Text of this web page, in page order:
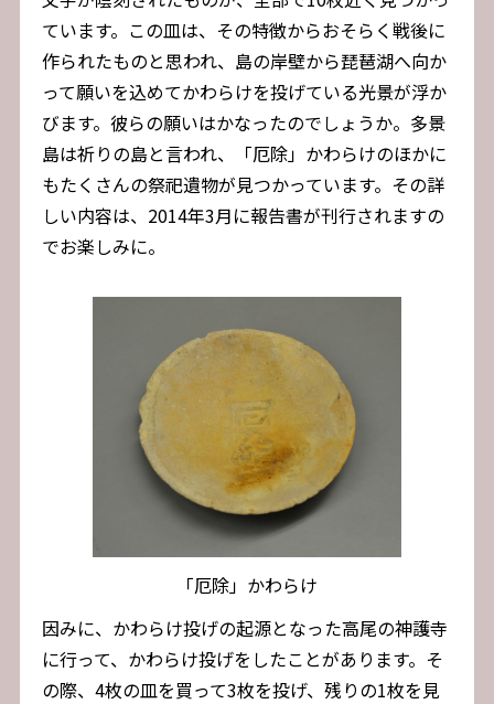
ています。この皿は、その特徴からおそらく戦後に
作られたものと思われ、島の岸壁から琵琶湖へ向か
って願いを込めてかわらけを投げている光景が浮か
びます。彼らの願いはかなったのでしょうか。多景
島は祈りの島と言われ、「厄除」かわらけのほかに
もたくさんの祭祀遺物が見つかっています。その詳
しい内容は、2014年3月に報告書が刊行されますの
でお楽しみに。
「厄除」かわらけ
因みに、かわらけ投げの起源となった高尾の神護寺
に行って、かわらけ投げをしたことがあります。そ
の際、4枚の皿を買って3枚を投げ、残りの1枚を見